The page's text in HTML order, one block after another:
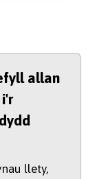
allan
llety,